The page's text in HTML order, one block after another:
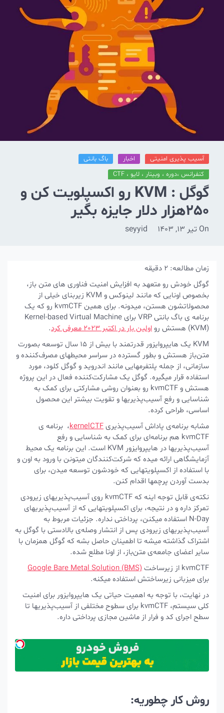
آسیب پذیری امنیتی
باگ بانتی
کنفرانس ،دوره ، وبینار ، لایو ، CTF
گوگل : KVM رو اکسپلویت کن و
250هزار دلار جایزه بگیر
تیر 13, 1403 seyyid
زمان مطالعه:2دقیقه
گوگل خودش رو متعهد به افزایش امنیت فناوری های متن باز،
بخصوص اونایی که مانند لینوکس و KVM زیربنای خیلی از
محصولاتشون هستن، میدونه. برای همین kvmCTF رو که یک
برنامه ی باگ بانتی VRP برای Kernel-based Virtual Machine
(KVM) هستش رو
اولین بار در اکتبر 2023 معرفی کرد
.
KVM یک هایپروایزور قدرتمند با بیش از ۱۵ سال توسعه بصورت
متن‌باز هستش و بطور گسترده در سراسر محیطهای مصرف‌کننده و
سازمانی، از جمله پلتفرمهایی مانند اندروید و گوگل کلود، مورد
استفاده قرار میگیره. گوگل یک مشارکت‌کننده فعال در این پروژه
هستش و kvmCTF رو بعنوان روشی مشارکتی برای کمک به
شناسایی و رفع آسیب‌پذیریها و تقویت بیشتر این محصول
اساسی، طراحی کرده‌.
مشابه برنامه‌ی پاداش آسیب‌پذیریkernelCTF، برنامه ی
kvmCTF هم برنامه‌ای برای کمک به شناسایی و رفع
آسیب‌پذیریها در هایپروایزور KVM است. این برنامه یک محیط
آزمایشگاهی ارائه میده که شرکت‌کنندگان میتونن با ورود به اون و
با استفاده از اکسپلویتهایی که خودشون توسعه میدن، برای
بدست آوردن پرچمها اقدام کنن.
نکته‌ی قابل توجه اینه که kvmCTF روی آسیب‌پذیریهای زیرودی
تمرکز داره و در نتیجه، برای اکسپلویتهایی که از آسیب‌پذیریهای
N-Day استفاده میکنن، پرداختی نداره. جزئیات مربوط به
آسیب‌پذیریهای زیرودی پس از انتشار وصله‌ی بالادستی با گوگل به
اشتراک گذاشته میشه تا اطمینان حاصل بشه که گوگل همزمان با
سایر اعضای جامعه‌ی متن‌باز، از اونا مطلع شده.
kvmCTF از زیرساخت
Google Bare Metal Solution (BMS)
برای میزبانی زیرساختش استفاده میکنه.
در نهایت، با توجه به اهمیت حیاتی یک هایپروایزور برای امنیت
کلی سیستم، kvmCTF برای سطوح مختلفی از آسیب‌پذیریها تا
سطح اجرای کد و فرار از ماشین مجازی پرداختی داره.
روش کار چطوریه: